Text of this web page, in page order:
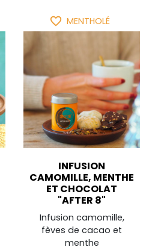
favorite_border MENTHOLÉ
INFUSION
CAMOMILLE, MENTHE
ET CHOCOLAT
"AFTER 8"
Infusion camomille,
fèves de cacao et
menthe